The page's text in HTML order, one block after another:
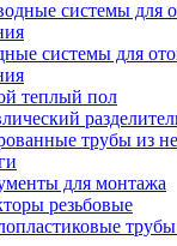
системы для
теплый пол
трубы из
для монтажа
резьбовые